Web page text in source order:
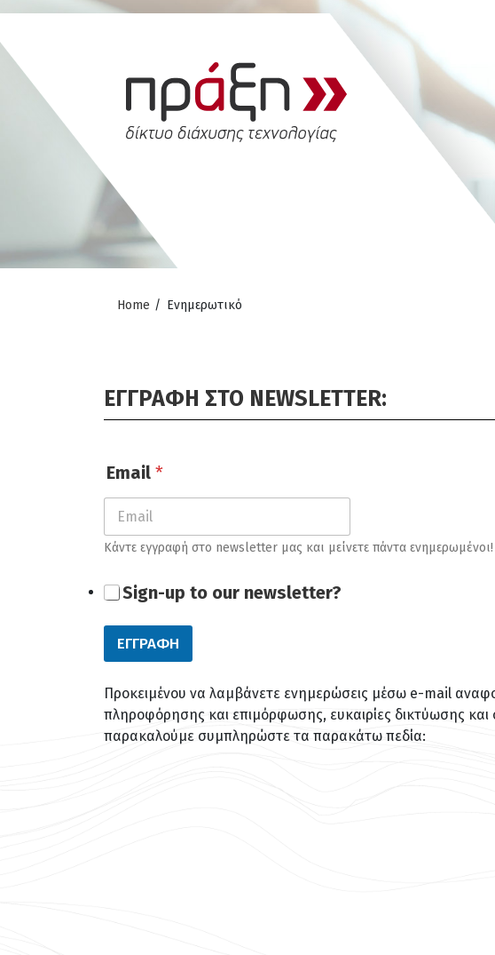
Home / Ενημερωτικό
ΕΓΓΡΑΦΗ ΣΤΟ NEWSLETTER:
Email*
Κάντε εγγραφή στο newsletter μας και μείνετε πάντα ενημερωμένοι!
E
m
i
E
a
i
l
Sign-up to our newsletter?
ΕΓΓΡΑΦΗ
Προκειμένου να λαμβάνετε ενημερώσεις μέσω e-mail
πληροφόρησης και επιμόρφωσης, ευκαιρίες δικτύωσης
παρακαλούμε συμπληρώστε τα παρακάτω πεδία: